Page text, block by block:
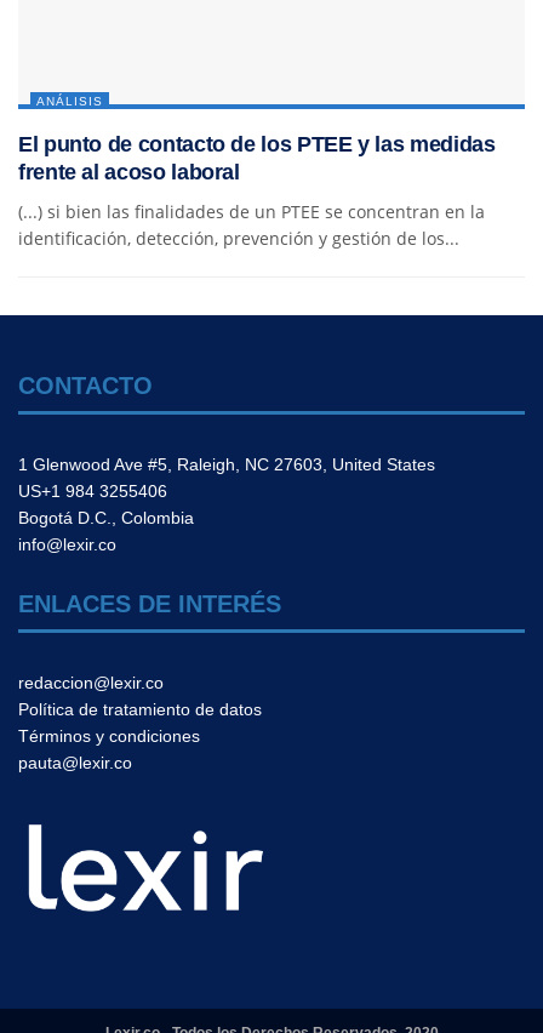
ANÁLISIS
El punto de contacto de los PTEE y las medidas
frente al acoso laboral
(...) si bien las finalidades de un PTEE se concentran en la
identificación, detección, prevención y gestión de los...
CONTACTO
1 Glenwood Ave #5, Raleigh, NC 27603, United States
US+1 984 3255406
Bogotá D.C., Colombia
info@lexir.co
ENLACES DE INTERÉS
redaccion@lexir.co
Política de tratamiento de datos
Términos y condiciones
pauta@lexir.co